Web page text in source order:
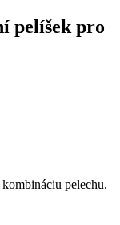
pelíšek pro
pelechu.